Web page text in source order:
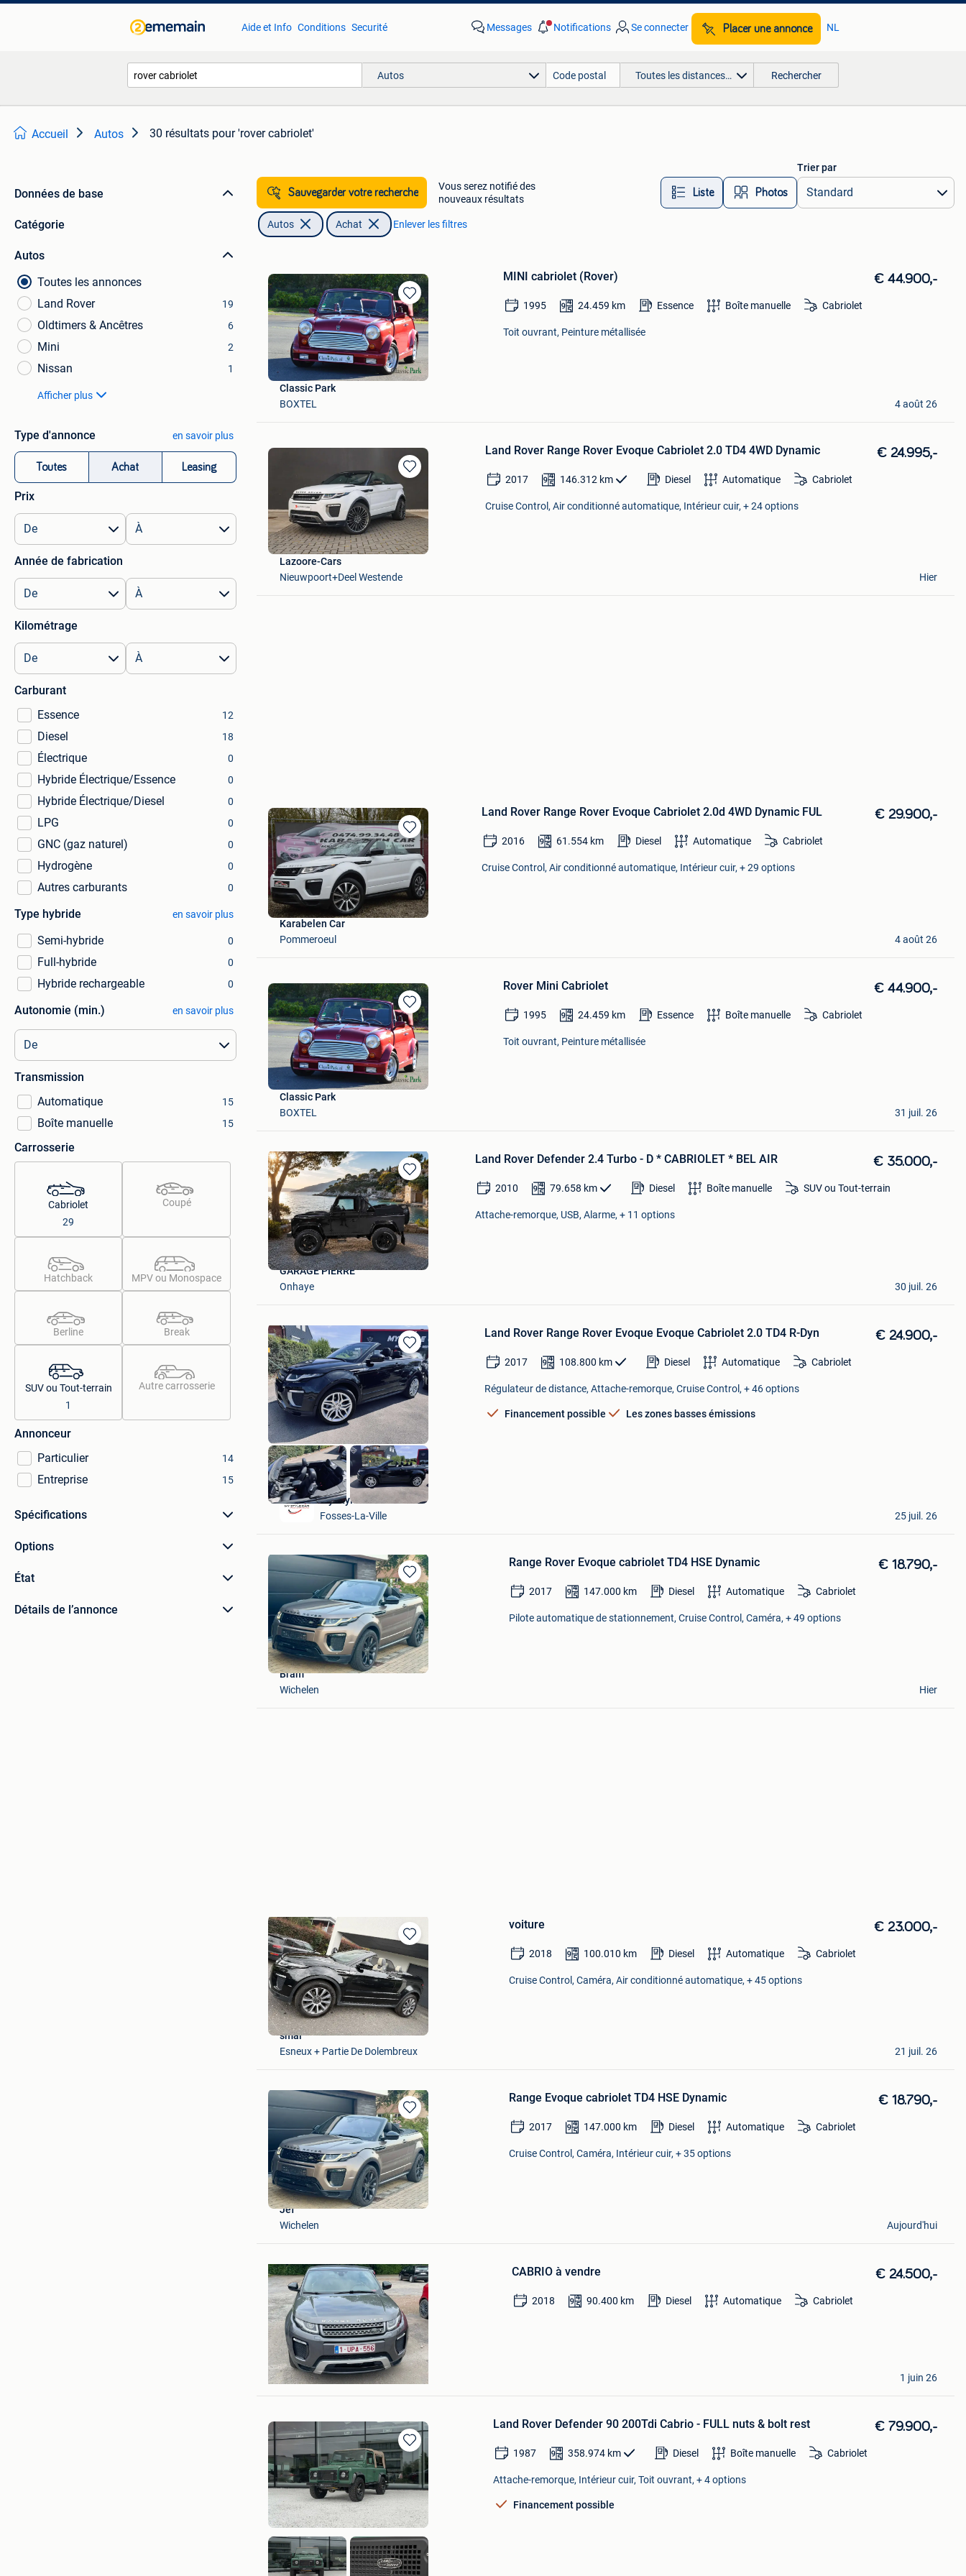
Aide et Info Conditions Securité Messages Notifications Se connecter Placer une annonce NL
Autos Toutes les distances… Rechercher
Accueil Autos 30 résultats pour 'rover cabriolet'
Données de base
Catégorie
Autos
Toutes les annonces
Land Rover
19
Oldtimers & Ancêtres 6
Mini 2
Nissan 1
Afficher plus
Type d'annonce en savoir plus
Toutes Achat Leasing
Prix
Année de fabrication
Kilométrage
Carburant
Essence
12
Diesel 18
Électrique 0
Hybride Électrique/Essence 0
Hybride Électrique/Diesel 0
LPG 0
GNC (gaz naturel) 0
Hydrogène 0
Autres carburants 0
Type hybride en savoir plus
Semi-hybride 0
Full-hybride 0
Hybride rechargeable 0
Autonomie (min.) en savoir plus
Transmission
Automatique
15
Boîte manuelle 15
Carrosserie
Cabriolet
29
Coupé
Hatchback MPV ou Monospace
Berline Break
SUV ou Tout-terrain
1
Autre carrosserie
Annonceur
Particulier
14
Entreprise 15
Spécifications
Options
État
Détails de l’annonce
Sauvegarder votre recherche
Vous serez notifié des
nouveaux résultats
Liste Photos
Trier par
Autos Achat Enlever les filtres
Sauvegarder
dans
Mes
Favoris
MINI cabriolet (Rover) € 44.900,-
1995 24.459 km Essence Boîte manuelle Cabriolet
Toit ouvrant, Peinture métallisée
Classic Park
BOXTEL
4 août 26
Sauvegarder
dans
Mes
Favoris
Land Rover Range Rover Evoque Cabriolet 2.0 TD4 4WD Dynamic € 24.995,-
2017 146.312 km Diesel Automatique Cabriolet
Cruise Control, Air conditionné automatique, Intérieur cuir, + 24 options
Lazoore-Cars
Nieuwpoort+Deel Westende
Hier
Sauvegarder
dans
Mes
Favoris
Land Rover Range Rover Evoque Cabriolet 2.0d 4WD Dynamic FUL € 29.900,-
2016 61.554 km Diesel Automatique Cabriolet
Cruise Control, Air conditionné automatique, Intérieur cuir, + 29 options
Karabelen Car
Pommeroeul
4 août 26
Sauvegarder
dans
Mes
Favoris
Rover Mini Cabriolet € 44.900,-
1995 24.459 km Essence Boîte manuelle Cabriolet
Toit ouvrant, Peinture métallisée
Classic Park
BOXTEL
31 juil. 26
Sauvegarder
dans
Mes
Favoris
Land Rover Defender 2.4 Turbo - D * CABRIOLET * BEL AIR € 35.000,-
2010 79.658 km Diesel Boîte manuelle SUV ou Tout-terrain
Attache-remorque, USB, Alarme, + 11 options
GARAGE PIERRE
Onhaye
30 juil. 26
Sauvegarder
dans
Mes
Favoris
Land Rover Range Rover Evoque Evoque Cabriolet 2.0 TD4 R-Dyn € 24.900,-
2017 108.800 km Diesel Automatique Cabriolet
Régulateur de distance, Attache-remorque, Cruise Control, + 46 options
Financement possible Les zones basses émissions
My Style Car
Fosses-La-Ville
25 juil. 26
Sauvegarder
dans
Mes
Favoris
Range Rover Evoque cabriolet TD4 HSE Dynamic € 18.790,-
2017 147.000 km Diesel Automatique Cabriolet
Pilote automatique de stationnement, Cruise Control, Caméra, + 49 options
Bram
Wichelen
Hier
Sauvegarder
dans
Mes
Favoris
voiture € 23.000,-
2018 100.010 km Diesel Automatique Cabriolet
Cruise Control, Caméra, Air conditionné automatique, + 45 options
smal
Esneux + Partie De Dolembreux
21 juil. 26
Sauvegarder
dans
Mes
Favoris
Range Evoque cabriolet TD4 HSE Dynamic € 18.790,-
2017 147.000 km Diesel Automatique Cabriolet
Cruise Control, Caméra, Intérieur cuir, + 35 options
Jef
Wichelen
Aujourd'hui
Mes
Favoris
CABRIO à vendre € 24.500,-
2018 90.400 km Diesel Automatique Cabriolet
Bart Santens
Tielt
1 juin 26
Sauvegarder
dans
Mes
Favoris
Land Rover Defender 90 200Tdi Cabrio - FULL nuts & bolt rest € 79.900,-
1987 358.974 km Diesel Boîte manuelle Cabriolet
Attache-remorque, Intérieur cuir, Toit ouvrant, + 4 options
Financement possible